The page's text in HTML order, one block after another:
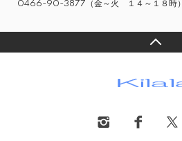
0466-90-3877（金～火 １４～１８時）